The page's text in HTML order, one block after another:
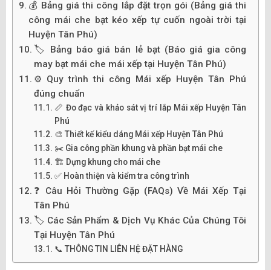
💰 Bảng giá thi công lắp đặt trọn gói (Bảng giá thi
công mái che bạt kéo xếp tự cuốn ngoài trời tại
Huyện Tân Phú)
🏷️ Bảng báo giá bán lẻ bạt (Báo giá gia công
may bạt mái che mái xếp tại Huyện Tân Phú)
⚙️ Quy trình thi công Mái xếp Huyện Tân Phú
đúng chuẩn
📏 Đo đạc và khảo sát vị trí lắp Mái xếp Huyện Tân
Phú
🎨 Thiết kế kiểu dáng Mái xếp Huyện Tân Phú
✂️ Gia công phần khung và phần bạt mái che
🏗️ Dựng khung cho mái che
✅ Hoàn thiện và kiểm tra công trình
❓ Câu Hỏi Thường Gặp (FAQs) Về Mái Xếp Tại
Tân Phú
🏷️ Các Sản Phẩm & Dịch Vụ Khác Của Chúng Tôi
Tại Huyện Tân Phú
📞 THÔNG TIN LIÊN HỆ ĐẶT HÀNG